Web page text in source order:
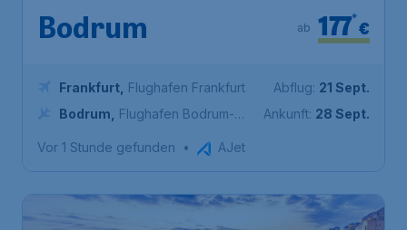
Bodrum €
177*
ab
Frankfurt Flughafen Frankfurt
Bodrum
Flughafen Bodrum-
Abflug: 21 Sept.
Ankunft: 28 Sept.
Vor 1 Stunde gefunden • AJet